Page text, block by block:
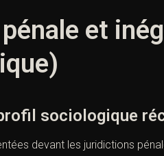
et
sociologique
devant les juridictions